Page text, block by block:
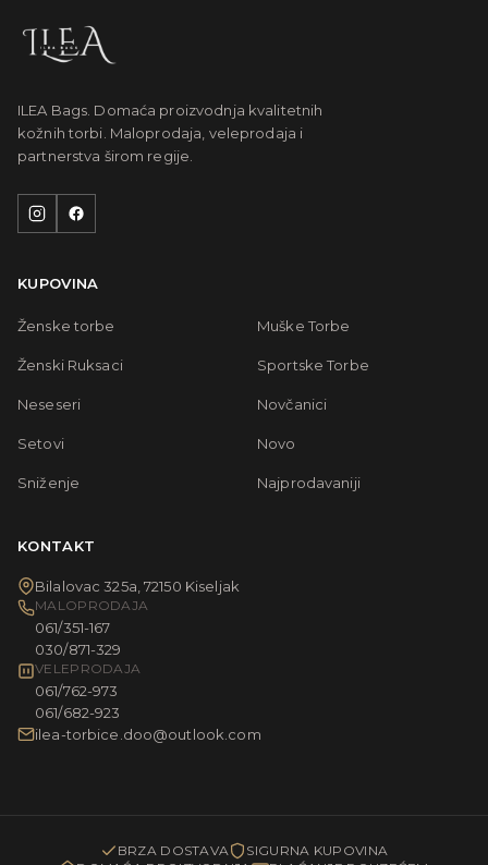
ILEA Bags. Domaća proizvodnja kvalitetnih
kožnih torbi. Maloprodaja, veleprodaja i
partnerstva širom regije.
KUPOVINA
Ženske torbe Muške Torbe
Ženski Ruksaci Sportske Torbe
Neseseri Novčanici
Setovi Novo
Sniženje Najprodavaniji
KONTAKT
Bilalovac 325a, 72150 Kiseljak
MALOPRODAJA
061/351-167
030/871-329
VELEPRODAJA
061/762-973
061/682-923
ilea-torbice.doo@outlook.com
BRZA DOSTAVA
SIGURNA KUPOVINA